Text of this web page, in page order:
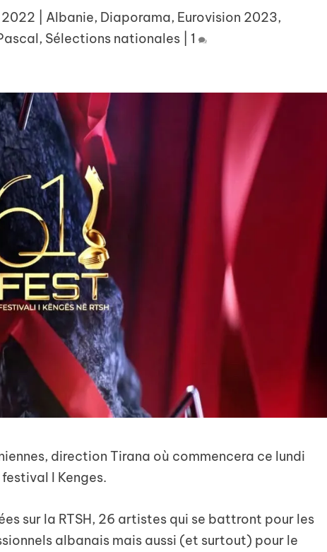
2022 Albanie, Diaporama, Eurovision 2023,
, Sélections nationales |1
direction Tirana où commencera ce lundi
I Kenges.
sur la RTSH, 26 artistes qui se battront pour les
albanais mais aussi (et surtout) pour le